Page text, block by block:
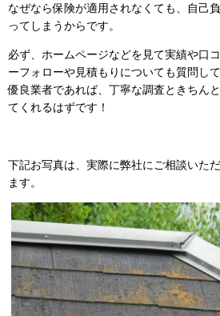
なぜなら保険が適用されなくても、自己
ってしまうからです。
必ず、ホームページなどを見て実績や口
ーフォローや見積もりについても質問して
優良業者であれば、丁寧な調査ときちん
てくれるはずです！
下記お写真は、実際に弊社にご相談いた
ます。